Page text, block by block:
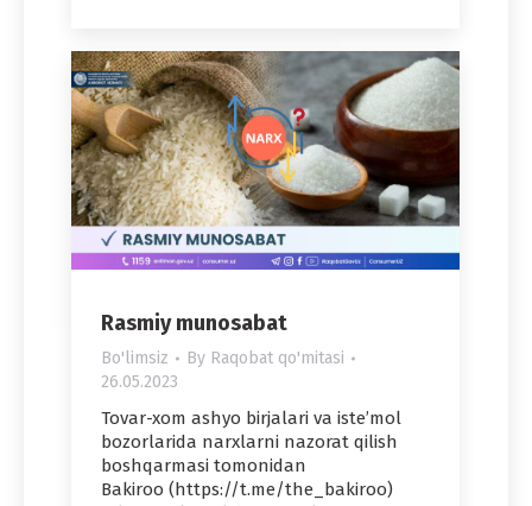
Rasmiy munosabat
Bo'limsiz By Raqobat qo'mitasi
26.05.2023
Tovar-xom ashyo birjalari va isteʼmol
bozorlarida narxlarni nazorat qilish
boshqarmasi tomonidan
Bakiroo (https://t.me/the_bakiroo)